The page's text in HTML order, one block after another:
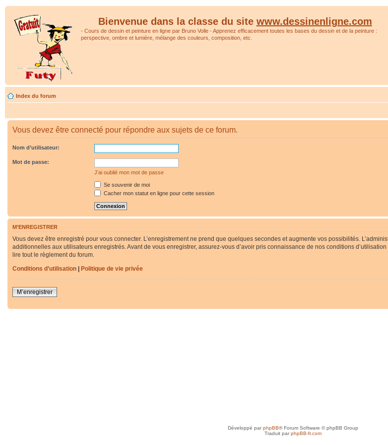
Bienvenue dans la classe du site www.dessinenligne.com
- Cours de dessin et peinture en ligne par Bruno Volle - Apprenez efficacement toutes les bases du dessin et de la peinture :
perspective, ombre et lumière, mélange des couleurs, composition, etc.
Index du forum
Vous devez être connecté pour répondre aux sujets de ce forum.
Nom d’utilisateur:
Mot de passe:
J’ai oublié mon mot de passe
Se souvenir de moi
Cacher mon statut en ligne pour cette session
M’ENREGISTRER
Vous devez être enregistré pour vous connecter. L’enregistrement ne prend que quelques secondes et augmente vos possibilités.
additionnelles aux utilisateurs enregistrés. Avant de vous enregistrer, assurez-vous d’avoir pris connaissance de nos conditions
lire tout le règlement du forum.
Conditions d’utilisation | Politique de vie privée
M’enregistrer
Développé parphpBB® Forum Software © phpBB Group
Traduit parphpBB-fr.com